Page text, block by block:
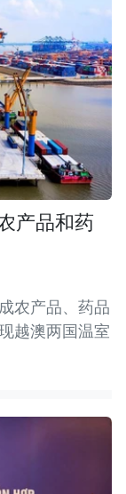
产品和药
农产品、药品
越澳两国温室